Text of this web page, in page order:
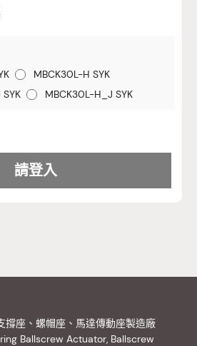
MBCK30L-H SYK
MBCK30L-H_J SYK
撐座、螺帽座、馬達傳動座製造廠
Ballscrew Actuator, Ballscrew